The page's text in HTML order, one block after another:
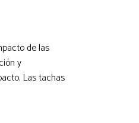
de las
y
Las tachas